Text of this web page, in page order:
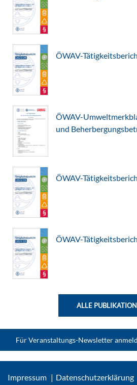
ÖWAV-
ÖWAV-
und
ÖWAV-
ÖWAV-
ALLE
Für Veranstaltungs-Newsletter
Impressum
Datenschutzerklärung